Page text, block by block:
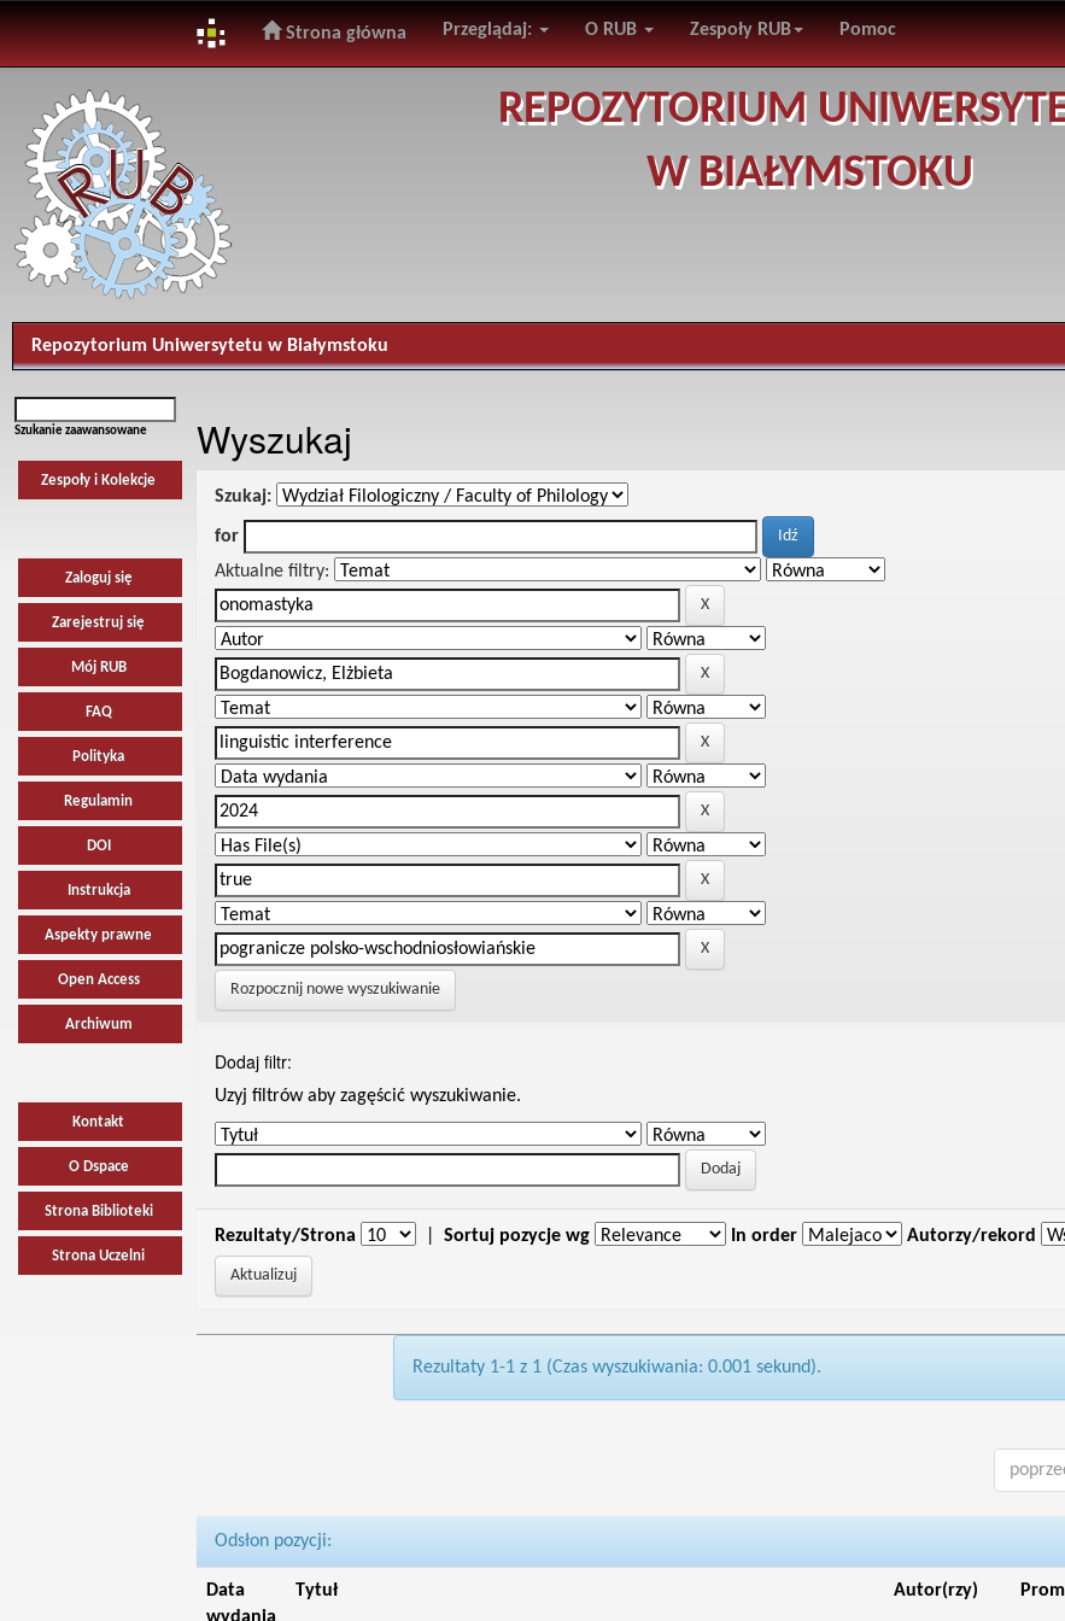
navigation
Strona główna Przeglądaj: O RUB Zespoły RUB Pomoc
REPOZYTORIUM
W BIAŁYMSTOKU
Repozytorium Uniwersytetu w Białymstoku
Szukanie zaawansowane
Zespoły i Kolekcje
Zaloguj się
Zarejestruj się
Mój RUB
FAQ
Polityka
Regulamin
DOI
Instrukcja
Aspekty prawne
Open Access
Archiwum
Kontakt
O Dspace
Strona Biblioteki
Strona Uczelni
Wyszukaj
Szukaj:
for
Aktualne filtry:
Rozpocznij nowe wyszukiwanie
Dodaj filtr:
Uzyj filtrów aby zagęścić wyszukiwanie.
Rezultaty/Strona Sortuj pozycje wg In order Autorzy/rekord
Rezultaty 1-1 z 1 (Czas wyszukiwania: 0.001 sekund).
Odsłon pozycji:
Data
Tytuł Autor(rzy)